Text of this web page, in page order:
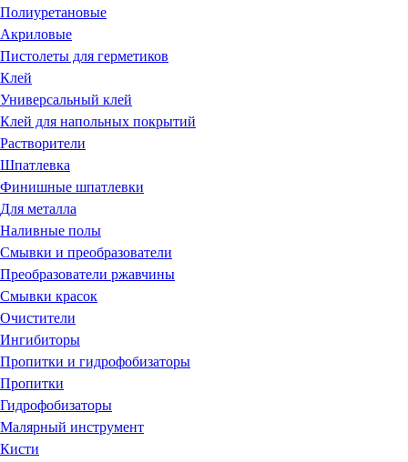
Полиуретановые
Акриловые
Пистолеты для герметиков
Клей
Универсальный клей
Клей для напольных покрытий
Растворители
Шпатлевка
Финишные шпатлевки
Для металла
Наливные полы
Смывки и преобразователи
Преобразователи ржавчины
Смывки красок
Очистители
Ингибиторы
Пропитки и гидрофобизаторы
Пропитки
Гидрофобизаторы
Малярный инструмент
Кисти